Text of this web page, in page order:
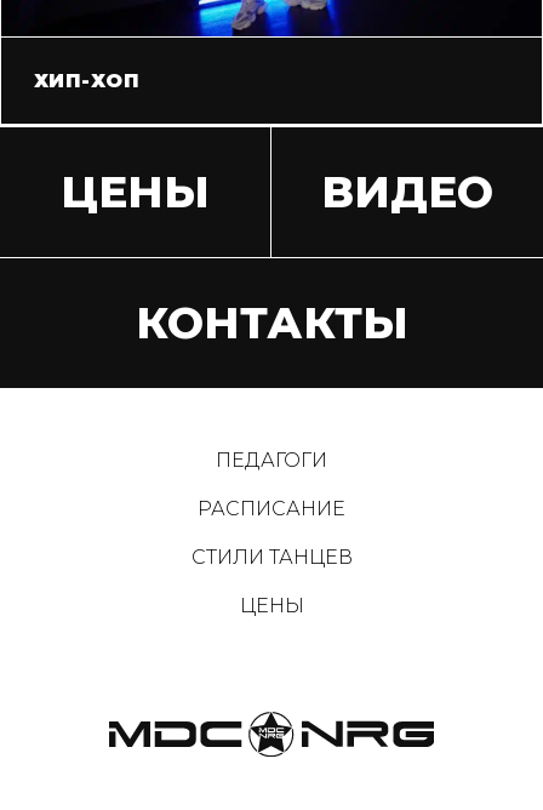
ХИП-ХОП
ЦЕНЫ ВИДЕО
КОНТАКТЫ
ПЕДАГОГИ
РАСПИСАНИЕ
СТИЛИ ТАНЦЕВ
ЦЕНЫ